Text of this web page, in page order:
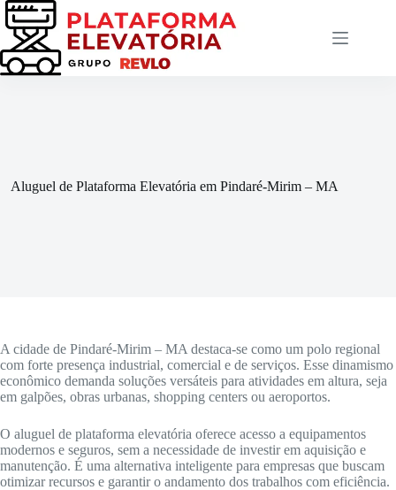
Pular
para
conteúdo
Aluguel de Plataforma Elevatória em Pindaré-Mirim – MA
A cidade de Pindaré-Mirim – MA destaca-se como um polo regional
com forte presença industrial, comercial e de serviços. Esse dinamismo
econômico demanda soluções versáteis para atividades em altura, seja
em galpões, obras urbanas, shopping centers ou aeroportos.
O aluguel de plataforma elevatória oferece acesso a equipamentos
modernos e seguros, sem a necessidade de investir em aquisição e
manutenção. É uma alternativa inteligente para empresas que buscam
otimizar recursos e garantir o andamento dos trabalhos com eficiência.